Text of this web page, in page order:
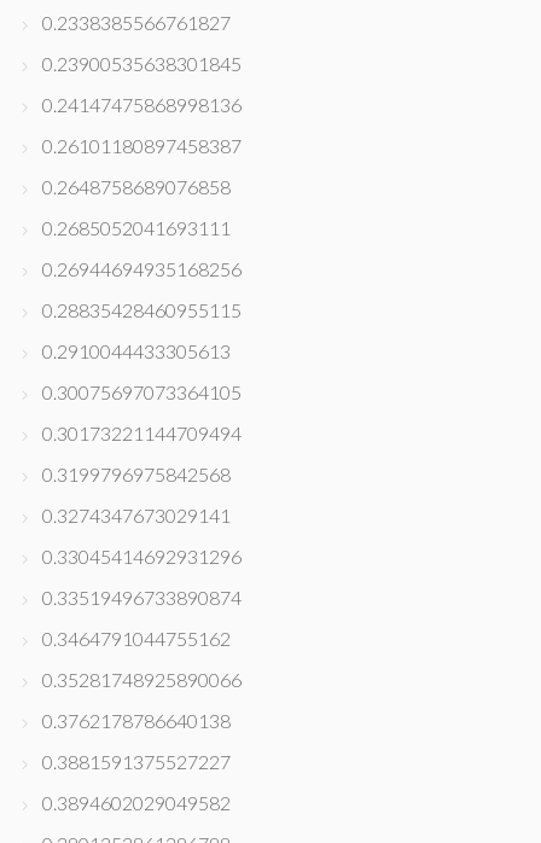
0.2338385566761827
0.23900535638301845
0.24147475868998136
0.26101180897458387
0.2648758689076858
0.2685052041693111
0.26944694935168256
0.28835428460955115
0.2910044433305613
0.30075697073364105
0.30173221144709494
0.3199796975842568
0.3274347673029141
0.33045414692931296
0.33519496733890874
0.3464791044755162
0.35281748925890066
0.3762178786640138
0.3881591375527227
0.3894602029049582